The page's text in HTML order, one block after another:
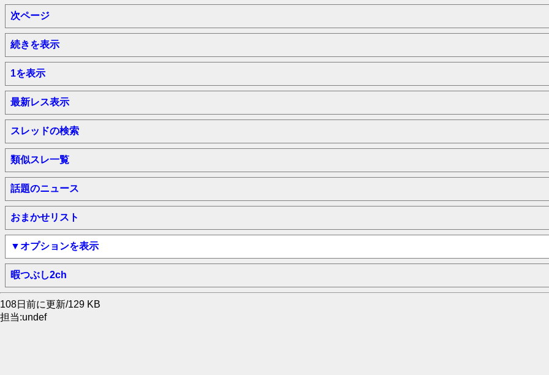
次ページ
続きを表示
1を表示
最新レス表示
スレッドの検索
類似スレ一覧
話題のニュース
おまかせリスト
▼オプションを表示
暇つぶし2ch
108日前に更新/129 KB
担当:undef